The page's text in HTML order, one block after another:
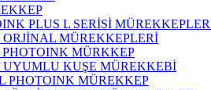
PLUS L SERİSİ
ORJİNAL MÜREKKEPLERİ
PHOTOINK MÜRKKEP
UYUMLU KUŞE MÜREKKEBİ
PHOTOINK MÜREKKEP